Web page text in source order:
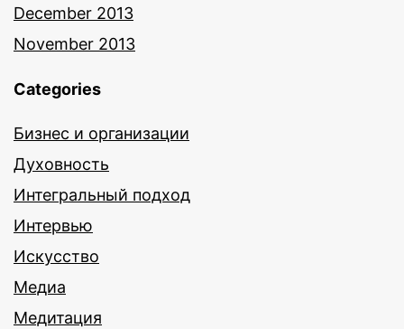
December 2013
November 2013
Categories
Бизнес и организации
Духовность
Интегральный подход
Интервью
Искусство
Медиа
Медитация